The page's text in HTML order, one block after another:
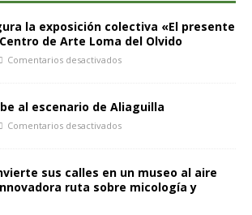
la exposición colectiva «El presente
de Arte Loma del Olvido
Comentarios desactivados
al escenario de Aliaguilla
Comentarios desactivados
sus calles en un museo al aire
ruta sobre micología y